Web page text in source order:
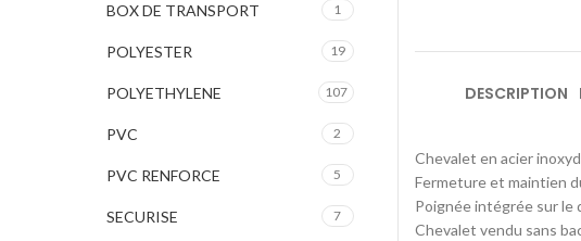
DESCRIPTION
Chevalet en acier
Fermeture et maintien
Poignée intégrée sur le
Chevalet vendu sans
BOX DE TRANSPORT 1
POLYESTER 19
POLYETHYLENE 107
PVC 2
PVC RENFORCE 5
SECURISE 7